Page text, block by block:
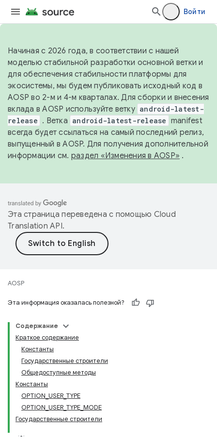
Войти
Начиная с 2026 года, в соответствии с нашей
моделью стабильной разработки основной ветки и
для обеспечения стабильности платформы для
экосистемы, мы будем публиковать исходный код в
AOSP во 2-м и 4-м кварталах. Для сборки и внесения
вклада в AOSP используйте ветку android-latest-
release . Ветка android-latest-release manifest
всегда будет ссылаться на самый последний релиз,
выпущенный в AOSP. Для получения дополнительной
информации см. раздел «Изменения в AOSP» .
Эта страница переведена с помощью Cloud
Translation API.
AOSP
Эта информация оказалась полезной?
Содержание
Краткое содержание
Константы
Государственные строители
Общедоступные методы
Константы
OPTION_USER_TYPE
OPTION_USER_TYPE_MODE
Государственные строители